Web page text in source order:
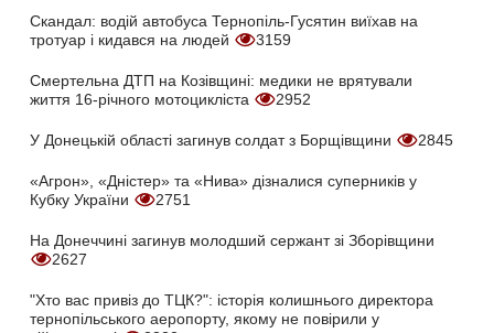
Скандал: водій автобуса Тернопіль-Гусятин виїхав на
тротуар і кидався на людей
3159
Смертельна ДТП на Козівщині: медики не врятували
життя 16-річного мотоцикліста
2952
У Донецькій області загинув солдат з Борщівщини 2845
«Агрон», «Дністер» та «Нива» дізналися суперників у
Кубку України
2751
На Донеччині загинув молодший сержант зі Зборівщини
2627
"Хто вас привіз до ТЦК?": історія колишнього директора
тернопільського аеропорту, якому не повірили у